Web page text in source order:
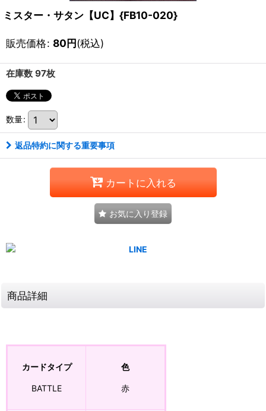
ミスター・サタン【UC】{FB10-020}
販売価格: 80円(税込)
在庫数 97枚
数量:
返品特約に関する重要事項
カートに入れる
お気に入り登録
商品詳細
カードタイプ
BATTLE
色
赤